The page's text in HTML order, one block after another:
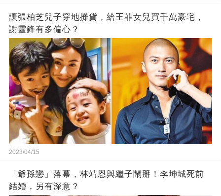
讓張柏芝兒子穿地攤貨，給王菲女兒買千萬豪宅，
謝霆鋒有多偏心？
2023/04/15
「爺孫戀」落幕，林靖恩與繼子鬧掰！李坤城死前
結婚，另有深意？